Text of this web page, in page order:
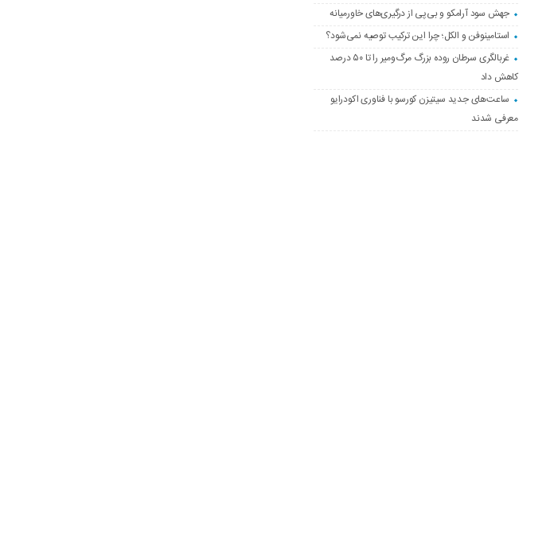
جهش سود آرامکو و بی‌پی از درگیری‌های خاورمیانه
استامینوفن و الکل؛ چرا این ترکیب توصیه نمی‌شود؟
غربالگری سرطان روده بزرگ مرگ‌ومیر را تا ۵۰ درصد
کاهش داد
ساعت‌های جدید سیتیزن کورسو با فناوری اکودرایو
معرفی شدند